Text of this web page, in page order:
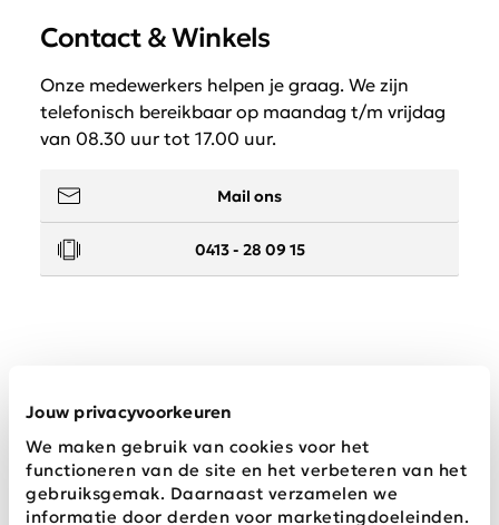
Jouw privacyvoorkeuren
We maken gebruik van cookies voor het
functioneren van de site en het verbeteren van het
gebruiksgemak. Daarnaast verzamelen we
informatie door derden voor marketingdoeleinden.
Contact & Winkels
Onze medewerkers helpen je graag. We zijn
telefonisch bereikbaar op maandag t/m vrijdag
van 08.30 uur tot 17.00 uur.
Mail ons
0413 - 28 09 15
Wij zijn Schijvens mode